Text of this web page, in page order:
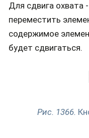
Для сдвига охвата
переместить
содержимое
будет сдвигаться.
Рис. 1366.